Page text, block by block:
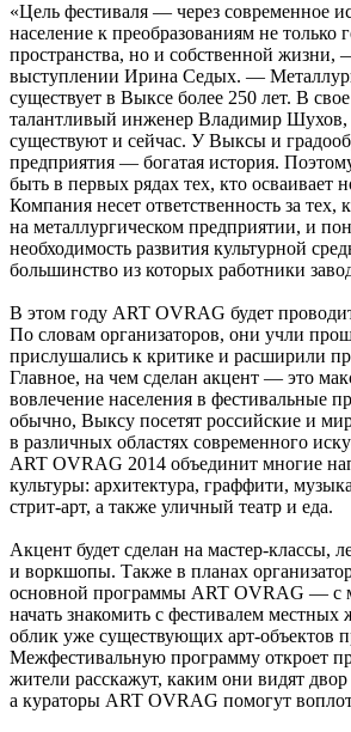
«Цель фестиваля — через современное
население к преобразованиям не только
пространства, но и собственной жизни,
выступлении Ирина Седых. —
существует в Выксе более 250 лет. В
талантливый инженер Владимир Шухов,
существуют и сейчас. У Выксы и
предприятия — богатая история.
быть в первых рядах тех, кто осваивает
Компания несет ответственность за тех,
на металлургическом предприятии, и
необходимость развития культурной
большинство из которых работники
В этом году ART OVRAG будет
По словам организаторов, они учли
прислушались к критике и расширили
Главное, на чем сделан акцент — это
вовлечение населения в фестивальные
обычно, Выксу посетят российские и
в различных областях современного
ART OVRAG 2014 объединит многие
культуры: архитектура, граффити,
стрит-арт, а также уличный театр и еда.
Акцент будет сделан на мастер-классы,
и воркшопы. Также в планах
основной программы ART OVRAG — с
начать знакомить с фестивалем местных
облик уже существующих арт-объектов
Межфестивальную программу откроет
жители расскажут, каким они видят
а кураторы ART OVRAG помогут